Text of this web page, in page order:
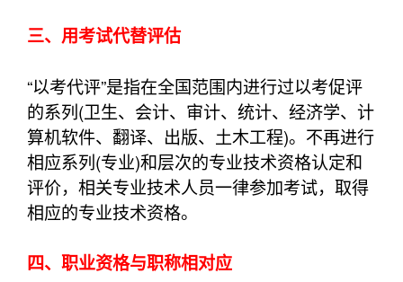
三、用考试代替评估
“以考代评”是指在全国范围内进行过以考促评
的系列(卫生、会计、审计、统计、经济学、计
算机软件、翻译、出版、土木工程)。不再进行
相应系列(专业)和层次的专业技术资格认定和
评价，相关专业技术人员一律参加考试，取得
相应的专业技术资格。
四、职业资格与职称相对应